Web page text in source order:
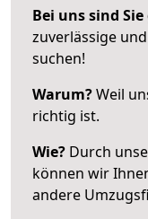
Bei uns sind
zuverlässige
suchen!
Warum?Weil
richtig ist.
Wie? Durch
können wir
andere